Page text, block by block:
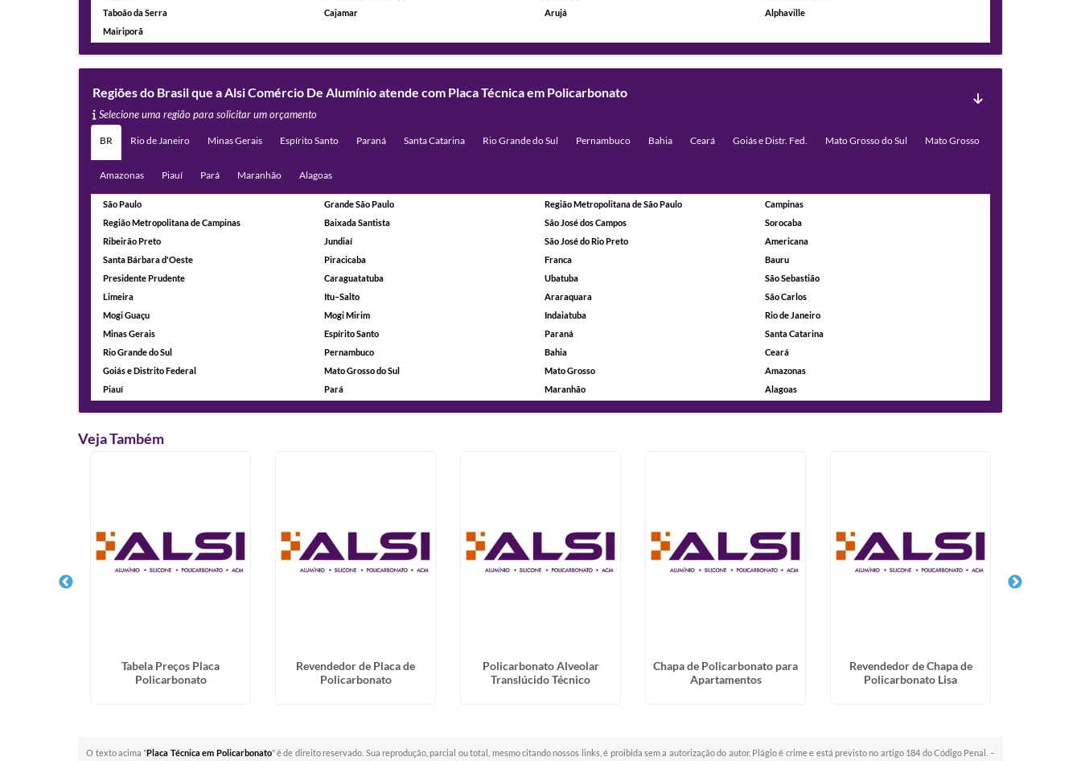
Taboão da Serra
Cajamar Arujá
Alphaville
Mairiporã
Regiões do Brasil que a Alsi Comércio De Alumínio atende com Placa Técnica em Policarbonato
Selecione uma região para solicitar um orçamento
BR Rio de Janeiro Minas Gerais Espírito Santo Paraná Santa Catarina Rio Grande do Sul Pernambuco Bahia Ceará Goiás e Distr. Fed. Mato Grosso do Sul Mato Grosso
Amazonas Piauí Pará Maranhão Alagoas
São Paulo Grande São Paulo Região Metropolitana de São Paulo
Campinas
Região Metropolitana de Campinas
Baixada Santista São José dos Campos
Sorocaba
Ribeirão Preto
Jundiaí São José do Rio Preto
Americana
Santa Bárbara d'Oeste
Piracicaba Franca
Bauru
Presidente Prudente
Caraguatatuba Ubatuba
São Sebastião
Limeira
Itu–Salto Araraquara
São Carlos
Mogi Guaçu
Mogi Mirim Indaiatuba
Rio de Janeiro
Minas Gerais
Espírito Santo Paraná
Santa Catarina
Rio Grande do Sul
Pernambuco Bahia
Ceará
Goiás e Distrito Federal
Mato Grosso do Sul Mato Grosso
Amazonas
Piauí
Pará Maranhão Alagoas
Veja Também
Tabela Preços Placa
Policarbonato
Revendedor de Placa de
Policarbonato
Policarbonato Alveolar
Translúcido Técnico
Chapa de Policarbonato para
Apartamentos
Revendedor de Chapa de
Policarbonato Lisa
O texto acima "Placa Técnica em Policarbonato" é de direito reservado. Sua reprodução, parcial ou total, mesmo citando nossos links, é proibida sem a autorização do autor. Plágio é crime e está previsto no artigo 184 do Código Penal. –